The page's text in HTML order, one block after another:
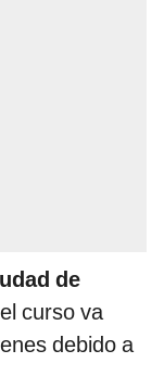
de
curso va
debido a